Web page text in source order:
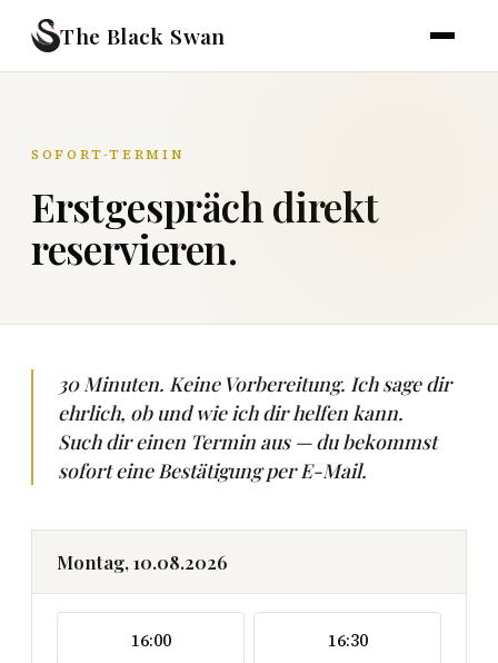
The Black Swan
SOFORT-TERMIN
Erstgespräch direkt
reservieren.
30 Minuten. Keine Vorbereitung. Ich sage dir
ehrlich, ob und wie ich dir helfen kann.
Such dir einen Termin aus — du bekommst
sofort eine Bestätigung per E-Mail.
Montag, 10.08.2026
16:00 16:30